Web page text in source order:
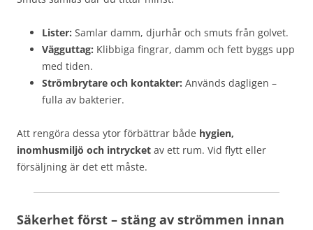
Lister: Samlar damm, djurhår och smuts från golvet.
Vägguttag: Klibbiga fingrar, damm och fett byggs upp
med tiden.
Strömbrytare och kontakter: Används dagligen –
fulla av bakterier.
Att rengöra dessa ytor förbättrar både hygien,
inomhusmiljö och intrycket av ett rum. Vid flytt eller
försäljning är det ett måste.
Säkerhet först – stäng av strömmen innan